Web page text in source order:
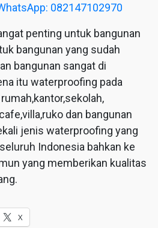
082147102970
penting untuk bangunan
bangunan yang sudah
bangunan sangat di
itu waterproofing pada
dan bangunan
jenis waterproofing yang
Indonesia bahkan ke
yang memberikan kualitas
X